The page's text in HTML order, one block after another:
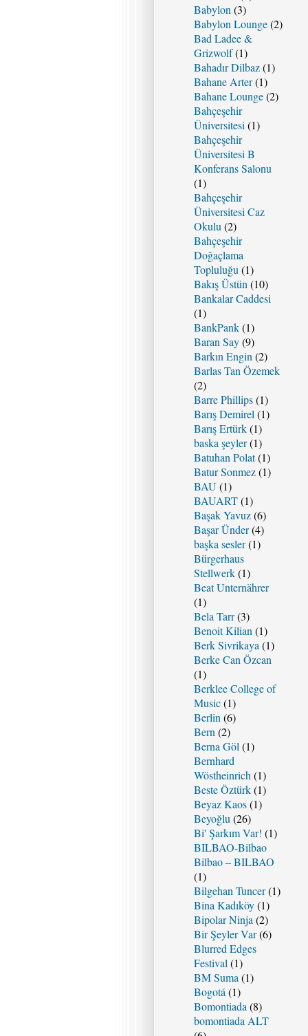
Babylon (3)
Babylon Lounge(2)
Bad Ladee &
Grizwolf(1)
Bahadır Dilbaz(1)
Bahane Arter(1)
Bahane Lounge(2)
Bahçeşehir
Üniversitesi (1)
Bahçeşehir
Üniversitesi B
Konferans Salonu
(1)
Bahçeşehir
Üniversitesi Caz
Okulu (2)
Bahçeşehir
Doğaçlama
Topluluğu (1)
Bakış Üstün (10)
Bankalar Caddesi
(1)
BankPank(1)
Baran Say(9)
Barkın Engin (2)
Barlas Tan Özemek
(2)
Barre Phillips(1)
Barış Demirel (1)
Barış Ertürk(1)
baska şeyler(1)
Batuhan Polat(1)
Batur Sonmez(1)
BAU (1)
BAUART(1)
Başak Yavuz(6)
Başar Ünder(4)
başka sesler(1)
Bürgerhaus
Stellwerk(1)
Beat Unternährer
(1)
Bela Tarr(3)
Benoit Kilian (1)
Berk Sivrikaya (1)
Berke Can Özcan
(1)
Berklee College of
Music(1)
Berlin (6)
Bern (2)
Berna Göl (1)
Bernhard
Wöstheinrich (1)
Beste Öztürk(1)
Beyaz Kaos(1)
Beyoğlu (26)
Bi' Şarkım Var! (1)
BILBAO-Bilbao
Bilbao – BILBAO
(1)
Bilgehan Tuncer(1)
Bina Kadıköy(1)
Bipolar Ninja (2)
Bir Şeyler Var(6)
Blurred Edges
Festival (1)
BM Suma (1)
Bogotá (1)
Bomontiada (8)
bomontiada ALT